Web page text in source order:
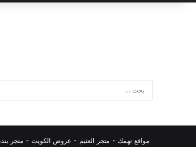
عن
مواقع تهمك - متجر العثيم - عروض الكويت - متجر